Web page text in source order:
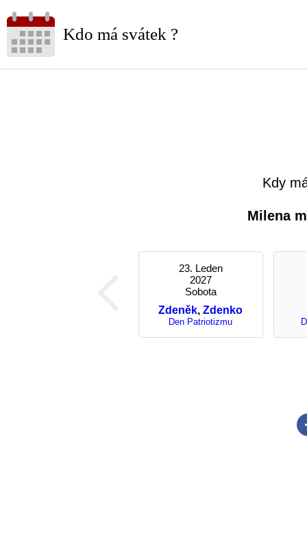
Kdo má svátek ?
Kdy
Milena
23. Leden
2027
Sobota
Zdeněk,Zdenko
Den Patriotizmu